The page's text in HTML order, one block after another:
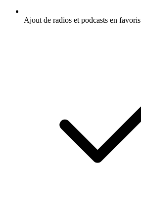
Ajout de radios et podcasts en favoris